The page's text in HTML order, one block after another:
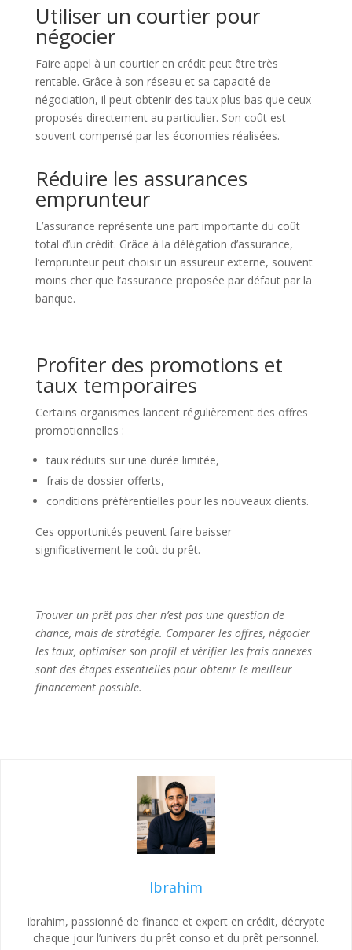
Utiliser un courtier pour
négocier
Faire appel à un courtier en crédit peut être très
rentable. Grâce à son réseau et sa capacité de
négociation, il peut obtenir des taux plus bas que ceux
proposés directement au particulier. Son coût est
souvent compensé par les économies réalisées.
Réduire les assurances
emprunteur
L’assurance représente une part importante du coût
total d’un crédit. Grâce à la délégation d’assurance,
l’emprunteur peut choisir un assureur externe, souvent
moins cher que l’assurance proposée par défaut par la
banque.
Profiter des promotions et
taux temporaires
Certains organismes lancent régulièrement des offres
promotionnelles :
taux réduits sur une durée limitée,
frais de dossier offerts,
conditions préférentielles pour les nouveaux clients.
Ces opportunités peuvent faire baisser
significativement le coût du prêt.
Trouver un prêt pas cher n’est pas une question de
chance, mais de stratégie. Comparer les offres, négocier
les taux, optimiser son profil et vérifier les frais annexes
sont des étapes essentielles pour obtenir le meilleur
financement possible.
Ibrahim
Ibrahim, passionné de finance et expert en crédit, décrypte
chaque jour l’univers du prêt conso et du prêt personnel.